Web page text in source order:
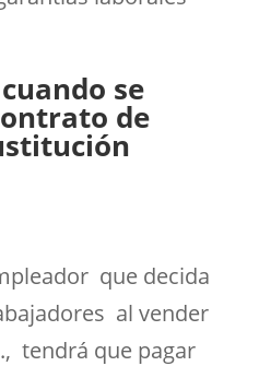
se
de
que decida
al vender
tendrá que pagar